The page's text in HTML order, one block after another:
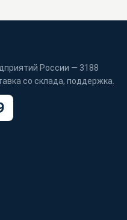
России — 3188
со склада, поддержка.